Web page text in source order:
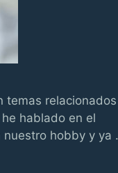
temas relacionados
hablado en el
nuestro hobby y ya